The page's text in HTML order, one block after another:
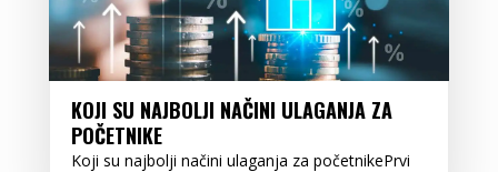
KOJI SU NAJBOLJI NAČINI ULAGANJA ZA
POČETNIKE
Koji su najbolji načini ulaganja za početnikePrvi